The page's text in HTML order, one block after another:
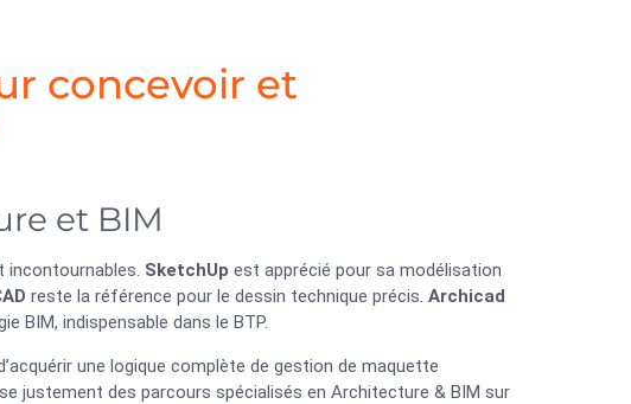
concevoir et
et BIM
incontournables. SketchUp est apprécié pour sa modélisation
reste la référence pour le dessin technique précis. Archicad
BIM, indispensable dans le BTP.
une logique complète de gestion de maquette
justement des parcours spécialisés en Architecture & BIM sur